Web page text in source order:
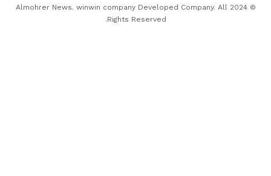
© 2024 Almohrer News. winwin company Developed Company. All
Rights Reserved.